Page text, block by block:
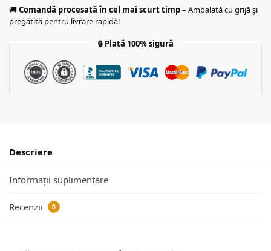
🚚Comandă procesată în cel mai scurt timp– Ambalată cu grijă și
pregătită pentru livrare rapidă!
🔒 Plată 100% sigură
Descriere
Informații suplimentare
Recenzii 0